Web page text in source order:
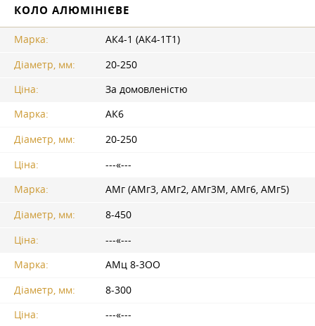
КОЛО АЛЮМІНІЄВЕ
Марка:
АК4-1 (АК4-1Т1)
Діаметр, мм:
20-250
Ціна:
За домовленістю
Марка:
АК6
Діаметр, мм:
20-250
Ціна:
---«---
Марка:
АМг (АМг3, АМг2, АМг3М, АМг6, АМг5)
Діаметр, мм:
8-450
Ціна:
---«---
Марка:
АМц 8-3ОО
Діаметр, мм:
8-300
Ціна:
---«---